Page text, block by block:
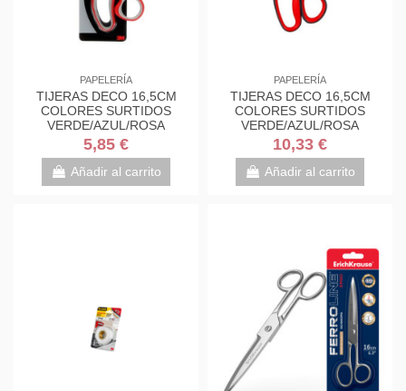
PAPELERÍA
TIJERAS DECO 16,5CM
COLORES SURTIDOS
VERDE/AZUL/ROSA
1561DS-M SCOTH
7000034004
5,85 €
Añadir al carrito
PAPELERÍA
TIJERAS DECO 16,5CM
COLORES SURTIDOS
VERDE/AZUL/ROSA
1561DS-M SCOTH
7000034004
10,33 €
Añadir al carrito